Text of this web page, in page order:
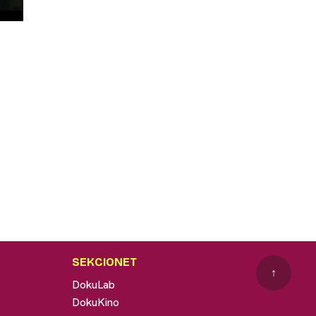
SEKCIONET
DokuLab
DokuKino
↑